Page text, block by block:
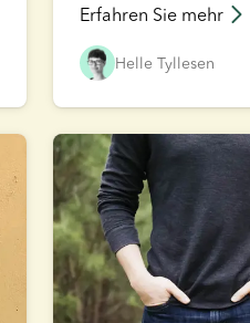
Aufrappelns und –
Entscheidung für
kleine Meta zur Welt
Erfahren Sie mehr
Helle Tyllesen